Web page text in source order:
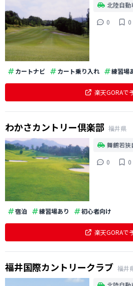
北陸自動
0
0
カートナビ カート乗り入れ 練習場
楽天GORAで
わかさカントリー倶楽部 福井県
舞鶴若狭
0
0
宿泊 練習場あり 初心者向け
楽天GORAで
福井国際カントリークラブ 福井